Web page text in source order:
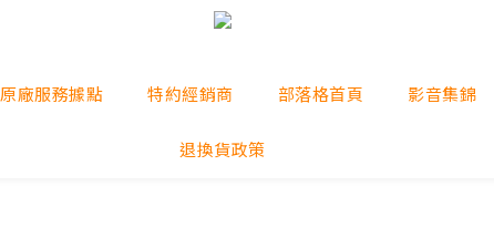
原廠服務據點 特約經銷商 部落格首頁 影音集錦
退換貨政策